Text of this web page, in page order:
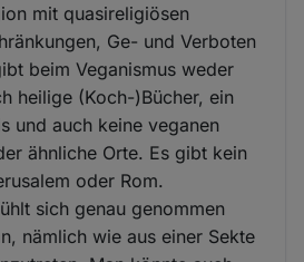
mit quasireligiösen
Ge- und Verboten
beim Veganismus weder
heilige (Koch-)Bücher, ein
und auch keine veganen
ähnliche Orte. Es gibt kein
oder Rom.
sich genau genommen
nämlich wie aus einer Sekte